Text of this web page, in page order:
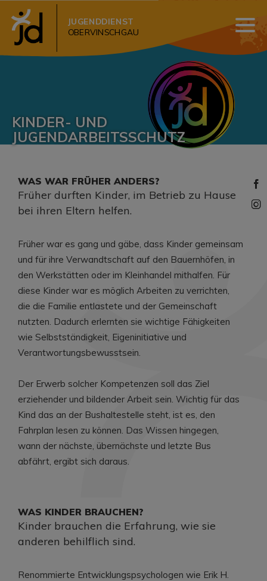
JUGENDDIENST
OBERVINSCHGAU
KINDER- UND
JUGENDARBEITSSCHUTZ
WAS WAR FRÜHER ANDERS?
Früher durften Kinder, im Betrieb zu Hause
bei ihren Eltern helfen.
Früher war es gang und gäbe, dass Kinder gemeinsam
und für ihre Verwandtschaft auf den Bauernhöfen, in
den Werkstätten oder im Kleinhandel mithalfen. Für
diese Kinder war es möglich Arbeiten zu verrichten,
die die Familie entlastete und der Gemeinschaft
nutzten. Dadurch erlernten sie wichtige Fähigkeiten
wie Selbstständigkeit, Eigeninitiative und
Verantwortungsbewusstsein.
Der Erwerb solcher Kompetenzen soll das Ziel
erziehender und bildender Arbeit sein. Wichtig für das
Kind das an der Bushaltestelle steht, ist es, den
Fahrplan lesen zu können. Das Wissen hingegen,
wann der nächste, übernächste und letzte Bus
abfährt, ergibt sich daraus.
WAS KINDER BRAUCHEN?
Kinder brauchen die Erfahrung, wie sie
anderen behilflich sind.
Renommierte Entwicklungspsychologen wie Erik H.